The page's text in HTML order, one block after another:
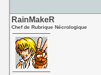
RainMakeR
Chef de Rubrique Nécrologique